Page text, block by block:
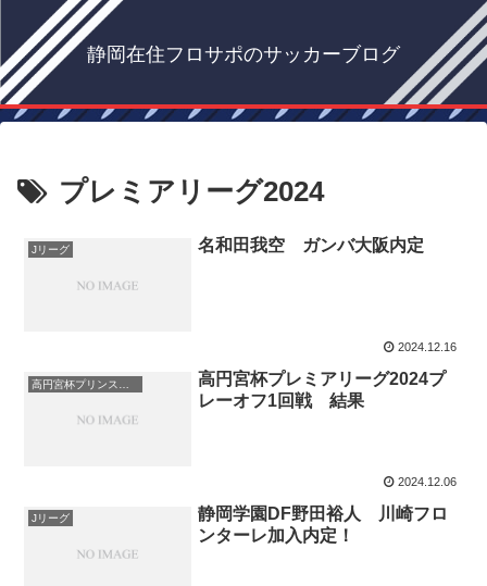
静岡在住フロサポのサッカーブログ
プレミアリーグ2024
Jリーグ 名和田我空 ガンバ大阪内定
2024.12.16
高円宮杯プレミアリーグ2024プ
レーオフ1回戦 結果
2024.12.06
Jリーグ
静岡学園DF野田裕人 川崎フロ
ンターレ加入内定！